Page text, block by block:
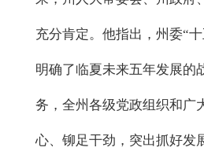
充分肯定。他指出，州委“
明确了临夏未来五年发展的
务，全州各级党政组织和广
心、铆足干劲，突出抓好发